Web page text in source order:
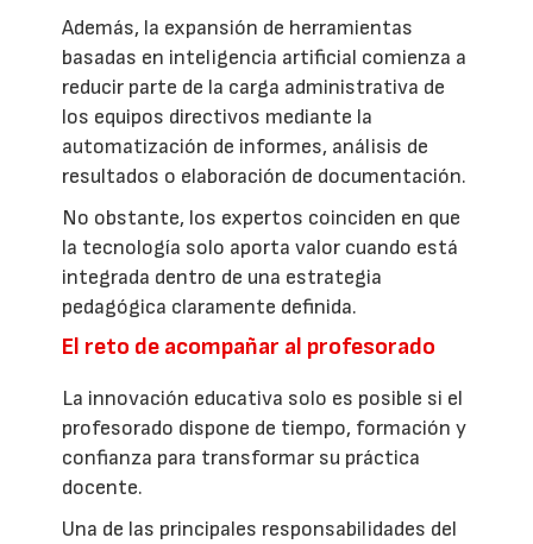
Además, la expansión de herramientas
basadas en inteligencia artificial comienza a
reducir parte de la carga administrativa de
los equipos directivos mediante la
automatización de informes, análisis de
resultados o elaboración de documentación.
No obstante, los expertos coinciden en que
la tecnología solo aporta valor cuando está
integrada dentro de una estrategia
pedagógica claramente definida.
El reto de acompañar al profesorado
La innovación educativa solo es posible si el
profesorado dispone de tiempo, formación y
confianza para transformar su práctica
docente.
Una de las principales responsabilidades del